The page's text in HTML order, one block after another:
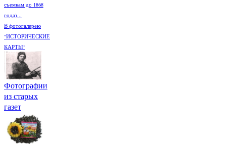
съемкам до 1868
года)...
В фотогалерею
"ИСТОРИЧЕСКИЕ
КАРТЫ"
Фотографии
из старых
газет